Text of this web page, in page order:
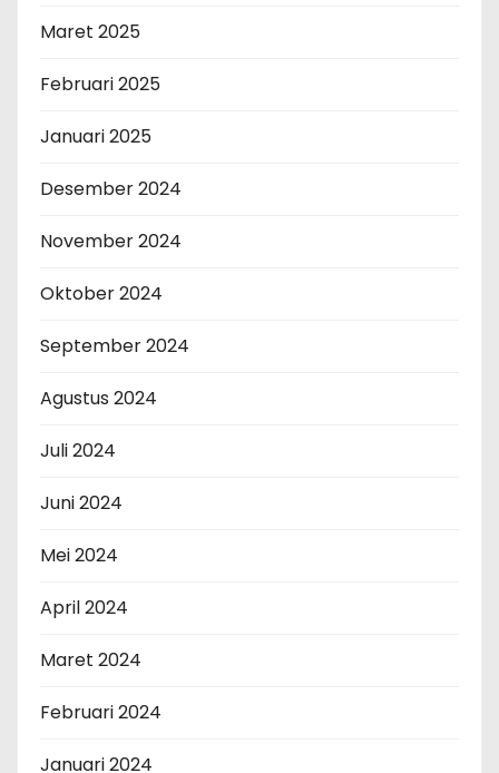
Maret 2025
Februari 2025
Januari 2025
Desember 2024
November 2024
Oktober 2024
September 2024
Agustus 2024
Juli 2024
Juni 2024
Mei 2024
April 2024
Maret 2024
Februari 2024
Januari 2024